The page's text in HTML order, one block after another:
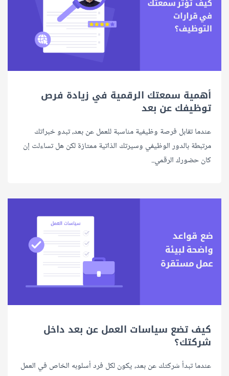
أهمية سمعتك الرقمية في زيادة فرص
توظيفك عن بعد
عندما تقابل فرصة وظيفية مناسبة للعمل عن بعد، تبدو خبراتك
مرتبطة بالدور الوظيفي وسيرتك الذاتية ممتازة لكن هل تساءلت إن
كان حضورك الرقمي..
كيف تضع سياسات العمل عن بعد داخل
شركتك؟
عندما تبدأ شركتك عن بعد، يكون لكل فرد أسلوبه الخاص في العمل